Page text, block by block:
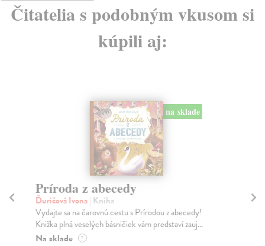
Čitatelia s podobným vkusom si
kúpili aj:
na sklade
Príroda z abecedy
Ďuričová Ivona| Kniha
Vydajte sa na čarovnú cestu s Prírodou z abecedy!
Knižka plná veselých básničiek vám predstaví zauj...
Na sklade ?